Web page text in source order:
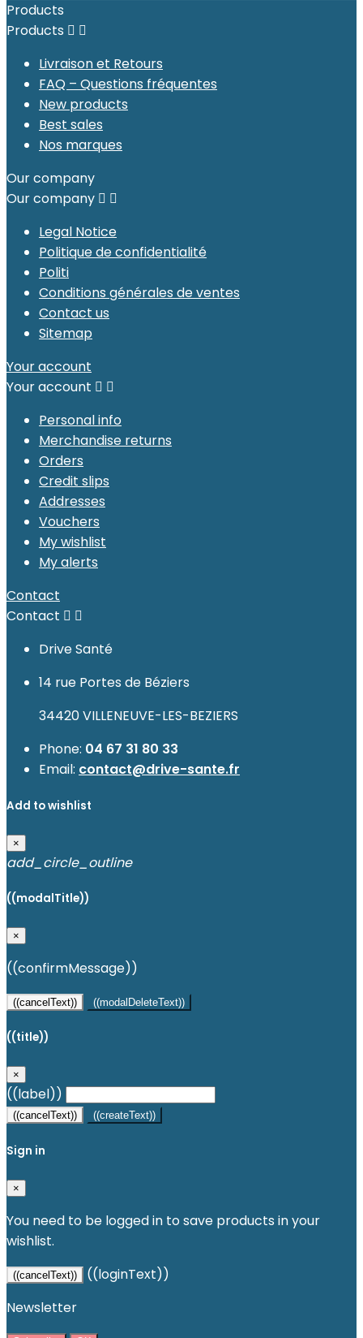
Products
Products  
Livraison et Retours
FAQ – Questions fréquentes
New products
Best sales
Nos marques
Our company
Our company  
Legal Notice
Politique de confidentialité
Politi
Conditions générales de ventes
Contact us
Sitemap
Your account
Your account  
Personal info
Merchandise returns
Orders
Credit slips
Addresses
Vouchers
My wishlist
My alerts
Contact
Contact  
Drive Santé
14 rue Portes de Béziers
34420 VILLENEUVE-LES-BEZIERS
Phone: 04 67 31 80 33
Email: contact@drive-sante.fr
Add to wishlist
×
add_circle_outline
((modalTitle))
×
((confirmMessage))
((cancelText)) ((modalDeleteText))
((title))
×
((label))
((cancelText)) ((createText))
Sign in
×
You need to be logged in to save products in your
wishlist.
((cancelText))
((loginText))
Newsletter